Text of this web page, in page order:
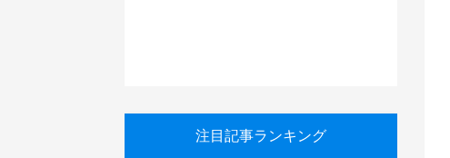
注目記事ランキング